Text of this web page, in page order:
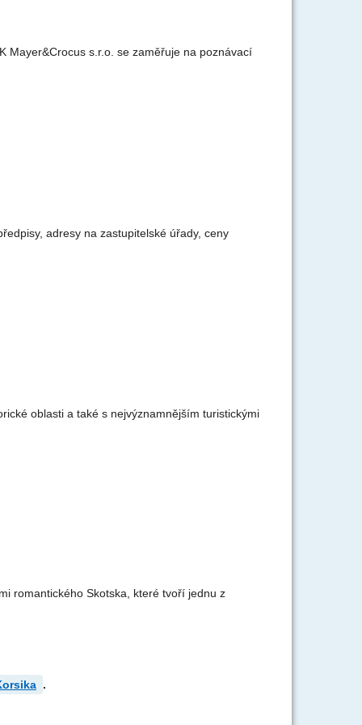
Mayer&Crocus s.r.o. se zaměřuje na poznávací
adresy na zastupitelské úřady, ceny
oblasti a také s nejvýznamnějším turistickými
romantického Skotska, které tvoří jednu z
.